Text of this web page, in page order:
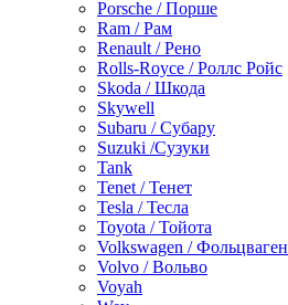
Porsche / Порше
Ram / Рам
Renault / Рено
Rolls-Royce / Роллс Ройс
Skoda / Шкода
Skywell
Subaru / Субару
Suzuki /Сузуки
Tank
Tenet / Тенет
Tesla / Тесла
Toyota / Тойота
Volkswagen / Фольцваген
Volvo / Вольво
Voyah